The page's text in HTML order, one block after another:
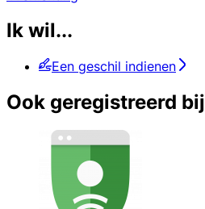
Ik wil...
Een geschil indienen
Ook geregistreerd bij